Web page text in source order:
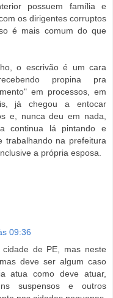
possuem família e
os dirigentes corruptos
é mais comum do que
o escrivão é um cara
propina pra
em processos, em
já chegou a entocar
e, nunca deu em nada,
continua lá pintando e
trabalhando na prefeitura
a própria esposa.
09:36
de PE, mas neste
deve ser algum caso
atua como deve atuar,
suspensos e outros